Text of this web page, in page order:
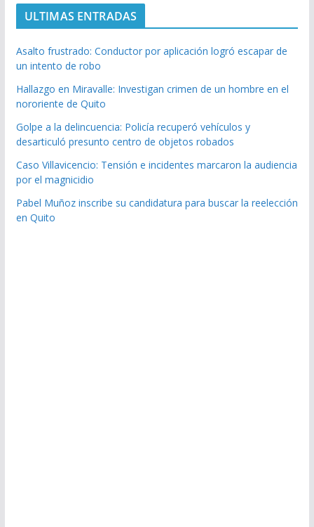
ULTIMAS ENTRADAS
Asalto frustrado: Conductor por aplicación logró escapar de
un intento de robo
Hallazgo en Miravalle: Investigan crimen de un hombre en el
nororiente de Quito
Golpe a la delincuencia: Policía recuperó vehículos y
desarticuló presunto centro de objetos robados
Caso Villavicencio: Tensión e incidentes marcaron la audiencia
por el magnicidio
Pabel Muñoz inscribe su candidatura para buscar la reelección
en Quito